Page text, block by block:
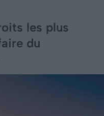
les plus
du